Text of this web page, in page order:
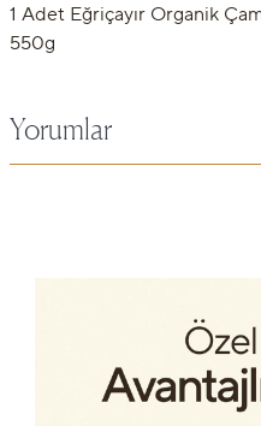
1 Adet Eğriçayır Organik
550g
Yorumlar